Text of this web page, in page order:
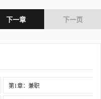
下一章 下一页
第1章：兼职